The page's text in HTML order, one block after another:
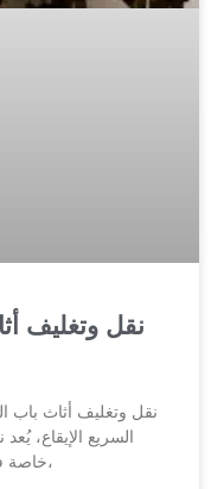
نقل وتغليف
نقل وتغليف أثاث
السريع الإيقاع،
خاصة في منطقة حيوية مثل باب اللوق بالقاهرة،